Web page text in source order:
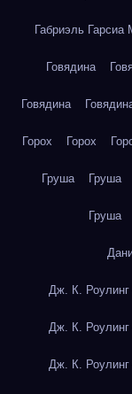
Габриэль
Говядина
Говядина
Горох Горох
Груша Груша
Груша
Дж. К.
Дж. К.
Дж. К.